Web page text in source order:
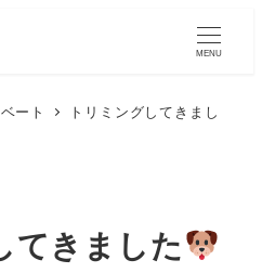
MENU
ート
トリミングしてきまし
てきました